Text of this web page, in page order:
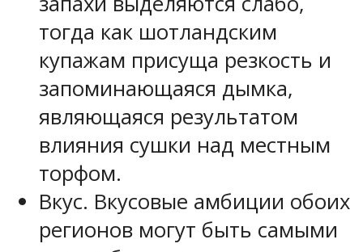
тогда как шотландским
купажам присуща резкость и
запоминающаяся дымка,
являющаяся результатом
влияния сушки над местным
торфом.
Вкус. Вкусовые амбиции обоих
регионов могут быть самыми